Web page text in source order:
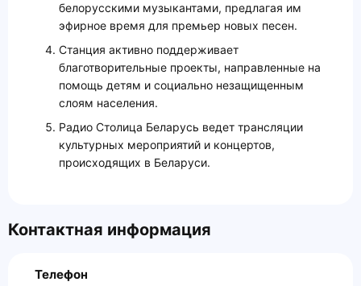
белорусскими музыкантами, предлагая им
эфирное время для премьер новых песен.
Станция активно поддерживает
благотворительные проекты, направленные на
помощь детям и социально незащищенным
слоям населения.
Радио Столица Беларусь ведет трансляции
культурных мероприятий и концертов,
происходящих в Беларуси.
Контактная информация
Телефон